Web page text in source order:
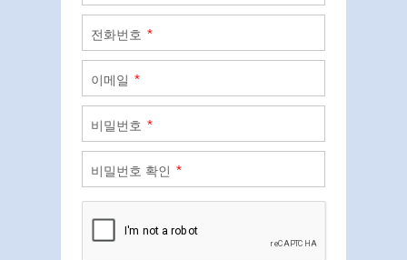
전화번호 *
이메일 *
비밀번호 *
비밀번호 확인 *